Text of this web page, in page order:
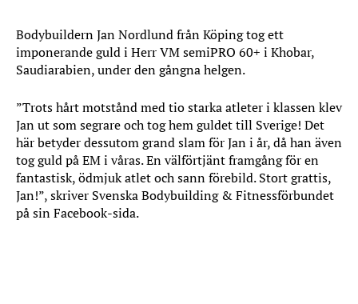
Bodybuildern Jan Nordlund från Köping tog ett
imponerande guld i Herr VM semiPRO 60+ i Khobar,
Saudiarabien, under den gångna helgen.
”Trots hårt motstånd med tio starka atleter i klassen klev
Jan ut som segrare och tog hem guldet till Sverige! Det
här betyder dessutom grand slam för Jan i år, då han även
tog guld på EM i våras. En välförtjänt framgång för en
fantastisk, ödmjuk atlet och sann förebild. Stort grattis,
Jan!”, skriver Svenska Bodybuilding & Fitnessförbundet
på sin Facebook-sida.